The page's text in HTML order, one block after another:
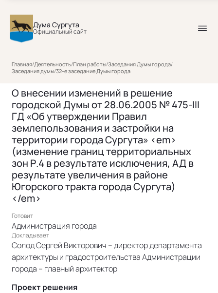
Дума Сургута
Официальный сайт
Главная/Деятельность/План работы/Заседания Думы города/
Заседания думы/32-е заседание Думы города
О внесении изменений в решение
городской Думы от 28.06.2005 № 475-III
ГД «Об утверждении Правил
землепользования и застройки на
территории города Сургута» <em>
(изменение границ территориальных
зон Р.4 в результате исключения, АД в
результате увеличения в районе
Югорского тракта города Сургута)
</em>
Готовит
Администрация города
Докладывает
Солод Сергей Викторович – директор департамента
архитектуры и градостроительства Администрации
города – главный архитектор
Проект решения